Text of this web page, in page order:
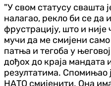
"У свом статусу свашта
налагао, рекло би се да
фрустрацију, што и није
мучи да ме смијени
патња и тегоба у
дођох до краја мандата
резултатима. Спомињао
НАТО смијенити. Она